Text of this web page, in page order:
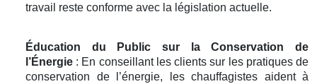
travail reste conforme avec la législation actuelle.
Éducation du Public sur la Conservation de
l’Énergie : En conseillant les clients sur les pratiques de
conservation de l’énergie, les chauffagistes aident à